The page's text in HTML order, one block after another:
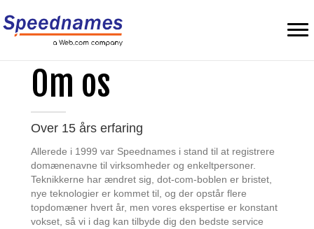
Om os
Over 15 års erfaring
Allerede i 1999 var Speednames i stand til at registrere
domænenavne til virksomheder og enkeltpersoner.
Teknikkerne har ændret sig, dot-com-boblen er bristet,
nye teknologier er kommet til, og der opstår flere
topdomæner hvert år, men vores ekspertise er konstant
vokset, så vi i dag kan tilbyde dig den bedste service